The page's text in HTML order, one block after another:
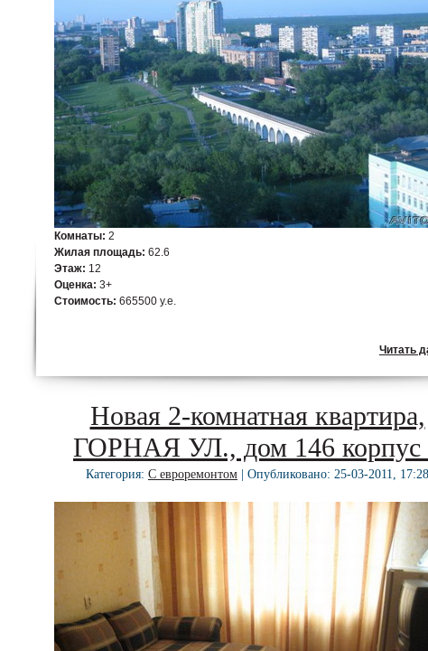
Комнаты: 2
Жилая площадь: 62.6
Этаж: 12
Оценка: 3+
Стоимость: 665500 у.е.
Читать
Новая 2-комнатная квартира,
ГОРНАЯ УЛ., дом 146 корпус
Категория: С евроремонтом | Опубликовано: 25-03-2011, 17:28